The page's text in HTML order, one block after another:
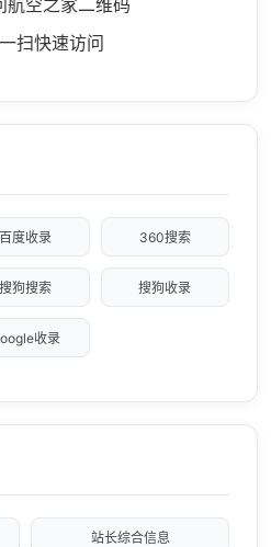
扫快速访问
百度收录 360搜索
搜狗搜索 搜狗收录
收录
站长综合信息